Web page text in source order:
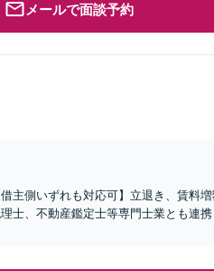
メールで面談予約
主側いずれも対応可】立退き、賃料
士、不動産鑑定士等専門士業とも連